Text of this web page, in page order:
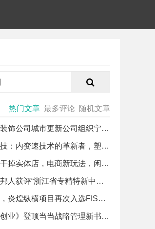
热门文章 最多评论 随机文章
中建八局装饰公司城市更新公司组织宁波轨道交通8号线一期及场段评杯创优培训交流会
洛梵狄科技：内变速技术的革新者，塑造未来骑行新趋势
线上大陆干掉实体店，电商新玩法，闲来无事，聊聊天，闲置商品换来换去，换心情，
喜报！衣邦人获评“浙江省专精特新中小企业”
再加两个，炎煌纵横项目再次入选FISCO年度标杆案例
《共生式创业》登顶当当战略管理新书榜，引领商业模式创新潮